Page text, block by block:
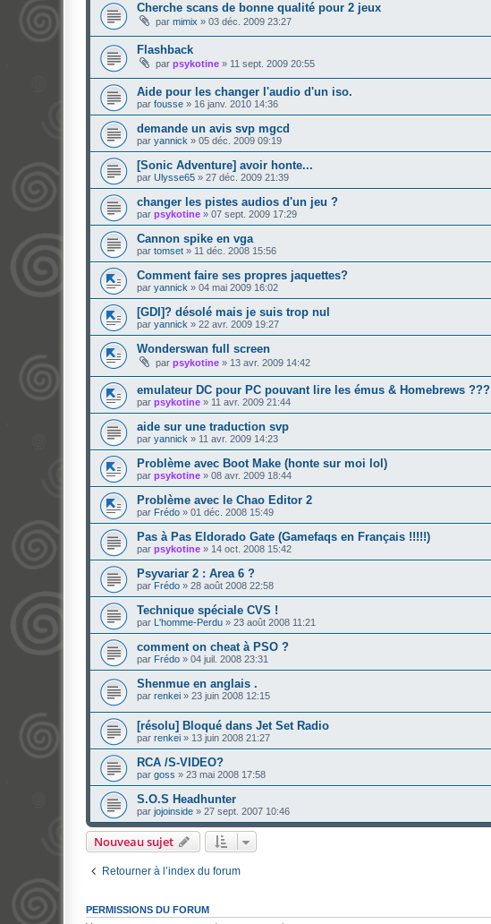
Cherche scans de bonne qualité pour 2 jeux
par mimix » 03 déc. 2009 23:27
Flashback
par psykotine » 11 sept. 2009 20:55
Aide pour les changer l'audio d'un iso.
par fousse » 16 janv. 2010 14:36
demande un avis svp mgcd
par yannick » 05 déc. 2009 09:19
[Sonic Adventure] avoir honte...
par Ulysse65 » 27 déc. 2009 21:39
changer les pistes audios d'un jeu ?
par psykotine » 07 sept. 2009 17:29
Cannon spike en vga
par tomset » 11 déc. 2008 15:56
Comment faire ses propres jaquettes?
par yannick » 04 mai 2009 16:02
[GDI]? désolé mais je suis trop nul
par yannick » 22 avr. 2009 19:27
Wonderswan full screen
par psykotine » 13 avr. 2009 14:42
emulateur DC pour PC pouvant lire les émus & Homebrews ???
par psykotine » 11 avr. 2009 21:44
aide sur une traduction svp
par yannick » 11 avr. 2009 14:23
Problème avec Boot Make (honte sur moi lol)
par psykotine » 08 avr. 2009 18:44
Problème avec le Chao Editor 2
par Frédo » 01 déc. 2008 15:49
Pas à Pas Eldorado Gate (Gamefaqs en Français !!!!!)
par psykotine » 14 oct. 2008 15:42
Psyvariar 2 : Area 6 ?
par Frédo » 28 août 2008 22:58
Technique spéciale CVS !
par L'homme-Perdu » 23 août 2008 11:21
comment on cheat à PSO ?
par Frédo » 04 juil. 2008 23:31
Shenmue en anglais .
par renkei » 23 juin 2008 12:15
[résolu] Bloqué dans Jet Set Radio
par renkei » 13 juin 2008 21:27
RCA /S-VIDEO?
par goss » 23 mai 2008 17:58
S.O.S Headhunter
par jojoinside » 27 sept. 2007 10:46
Nouveau sujet
Retourner à l’index du forum
PERMISSIONS DU FORUM